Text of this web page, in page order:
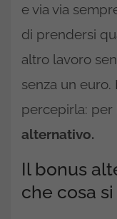
e via via
di prendersi
altro lavoro
senza un
percepirla: per
alternativo.
Il bonus
che cosa